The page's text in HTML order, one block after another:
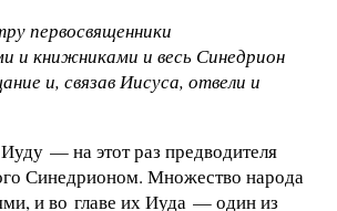
первосвященники
и книжниками и весь Синедрион
и, связав Иисуса, отвели и
— на этот раз предводителя
Синедрионом. Множество народа
и во главе их Иуда — один из